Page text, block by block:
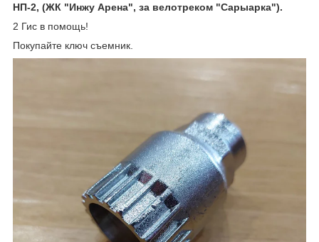
НП-2, (ЖК "Инжу Арена", за велотреком "Сарыарка").
2 Гис в помощь!
Покупайте ключ съемник.